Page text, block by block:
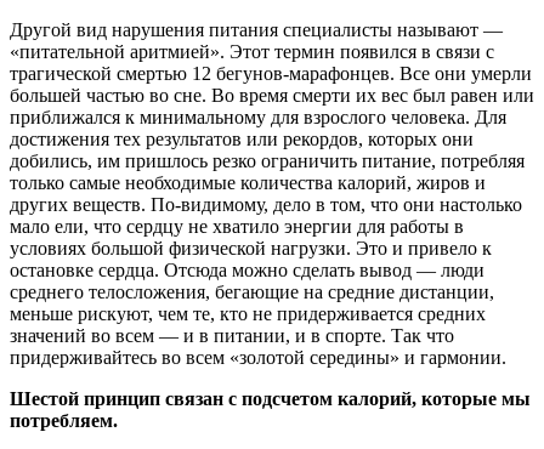
Другой вид нарушения питания специалисты называют —
«питательной аритмией». Этот термин появился в связи с
трагической смертью 12 бегунов-марафонцев. Все они умерли
большей частью во сне. Во время смерти их вес был равен или
приближался к минимальному для взрослого человека. Для
достижения тех результатов или рекордов, которых они
добились, им пришлось резко ограничить питание, потребляя
только самые необходимые количества калорий, жиров и
других веществ. По-видимому, дело в том, что они настолько
мало ели, что сердцу не хватило энергии для работы в
условиях большой физической нагрузки. Это и привело к
остановке сердца. Отсюда можно сделать вывод — люди
среднего телосложения, бегающие на средние дистанции,
меньше рискуют, чем те, кто не придерживается средних
значений во всем — и в питании, и в спорте. Так что
придерживайтесь во всем «золотой середины» и гармонии.
Шестой принцип связан с подсчетом калорий, которые мы
потребляем.